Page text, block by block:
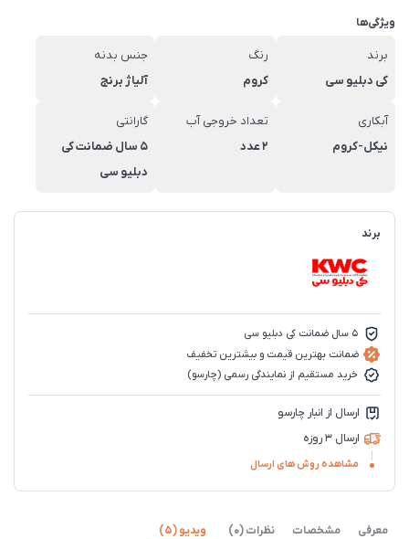
ویژگی‌ها
برند
کی دبلیو سی
رنگ
کروم
جنس بدنه
آلیاژ برنج
آبکاری
نیکل-کروم
تعداد خروجی آب
2 عدد
گارانتی
5 سال ضمانت کی
دبلیو سی
برند
5 سال ضمانت کی دبلیو سی
ضمانت بهترین قیمت و بیشترین تخفیف
خرید مستقیم از نمایندگی رسمی (چارسو)
ارسال از انبار چارسو
ارسال 3 روزه
مشاهده روش های ارسال
معرفی مشخصات نظرات (0) ویدیو (5)